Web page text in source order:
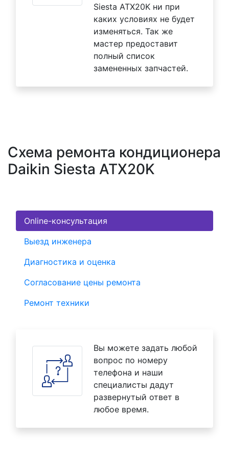
Siesta ATX20K ни при
каких условиях не будет
изменяться. Так же
мастер предоставит
полный список
замененных запчастей.
Схема ремонта кондиционера
Daikin Siesta ATX20K
Online-консультация
Выезд инженера
Диагностика и оценка
Согласование цены ремонта
Ремонт техники
Вы можете задать любой
вопрос по номеру
телефона и наши
специалисты дадут
развернутый ответ в
любое время.